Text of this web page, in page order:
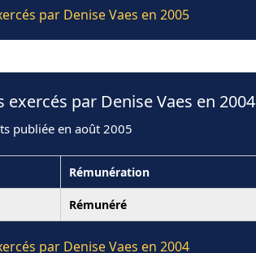
par Denise Vaes en 2005
par Denise Vaes en 2004
publiée en août 2005
Rémunération
Rémunéré
par Denise Vaes en 2004